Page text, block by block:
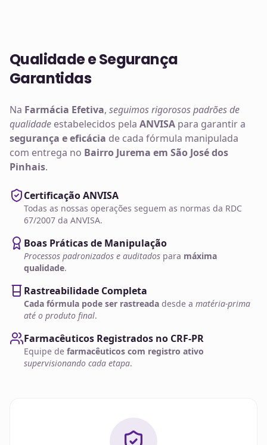
Qualidade e Segurança
Garantidas
Na Farmácia Efetiva, seguimos rigorosos padrões de
qualidade estabelecidos pela ANVISA para garantir a
segurança e eficácia de cada fórmula manipulada
com entrega no Bairro Jurema em São José dos
Pinhais.
Certificação ANVISA
Todas as nossas operações seguem as normas da RDC
67/2007 da ANVISA.
Boas Práticas de Manipulação
Processos padronizados e auditados para máxima
qualidade.
Rastreabilidade Completa
Cada fórmula pode ser rastreada desde a matéria-prima
até o produto final.
Farmacêuticos Registrados no CRF-PR
Equipe de farmacêuticos com registro ativo
supervisionando cada etapa.